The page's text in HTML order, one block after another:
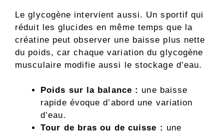
Le glycogène intervient aussi. Un sportif qui
réduit les glucides en même temps que la
créatine peut observer une baisse plus nette
du poids, car chaque variation du glycogène
musculaire modifie aussi le stockage d’eau.
Poids sur la balance : une baisse
rapide évoque d’abord une variation
d’eau.
Tour de bras ou de cuisse : une